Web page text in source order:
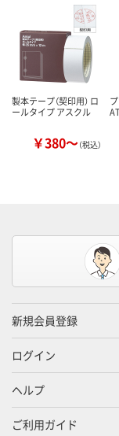
製本テープ（契印用） ロ
ールタイプ アスクル
￥380～（税込）
新規会員登録
ログイン
ヘルプ
ご利用ガイド